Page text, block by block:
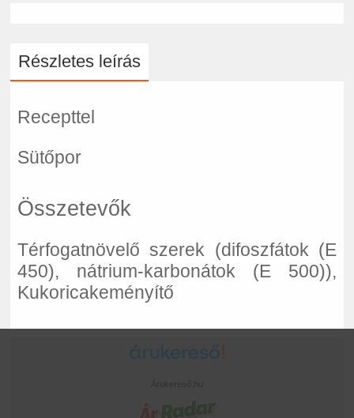
Részletes leírás
Recepttel
Sütőpor
Összetevők
Térfogatnövelő szerek (difoszfátok (E
450), nátrium-karbonátok (E 500)),
Kukoricakeményítő